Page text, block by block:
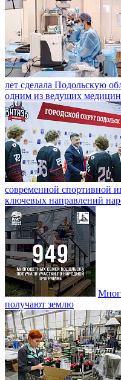
лет сделала Подольскую
одним из ведущих
современной спортивной
ключевых направлений
получают землю